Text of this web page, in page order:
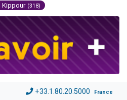
Kippour (318)
+33.1.80.20.5000 France